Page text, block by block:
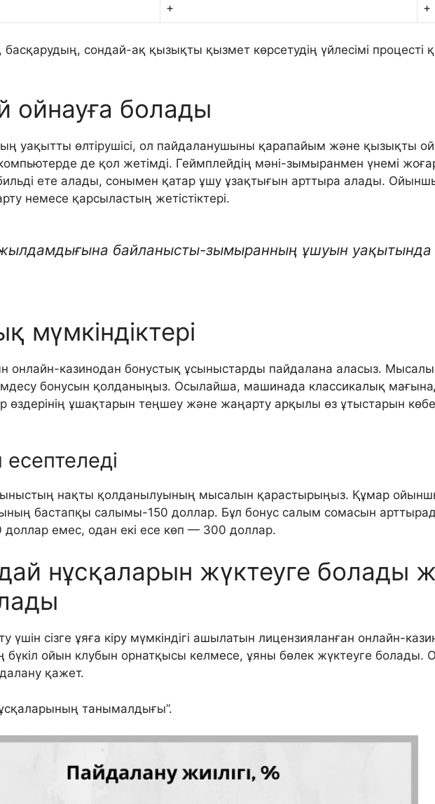
+ +
сондай-ақ қызықты қызмет көрсетудің үйлесімі процесті
ойнауға болады
уақытты өлтірушісі, ол пайдаланушыны қарапайым және қызықты
де қол жетімді. Геймплейдің мәні-зымыранмен үнемі
ете алады, сонымен қатар ұшу ұзақтығын арттыра алады.
немесе қарсыластың жетістіктері.
байланысты-зымыранның ұшуын уақытында
мүмкіндіктері
онлайн-казинодан бонустық ұсыныстарды пайдалана аласыз.
бонусын қолданыңыз. Осылайша, машинада классикалық
өздерінің ұшақтарын теңшеу және жаңарту арқылы өз ұтыстарын
нақты қолданылуының мысалын қарастырыңыз. Құмар
бастапқы салымы-150 доллар. Бұл бонус салым сомасын
емес, одан екі есе көп — 300 доллар.
нұсқаларын жүктеуге болады
үшін сізге ұяға кіру мүмкіндігі ашылатын лицензияланған онлайн-
ойын клубын орнатқысы келмесе, ұяны бөлек жүктеуге болады.
қажет.
танымалдығы”.